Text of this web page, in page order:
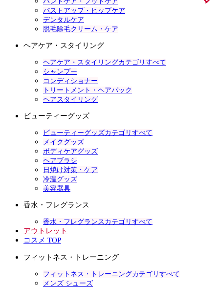
バストアップ・ヒップケア
デンタルケア
脱毛除毛クリーム・ケア
ヘアケア・スタイリング
ヘアケア・スタイリングカテゴリすべて
シャンプー
コンディショナー
トリートメント・ヘアパック
ヘアスタイリング
ビューティーグッズ
ビューティーグッズカテゴリすべて
メイクグッズ
ボディケアグッズ
ヘアブラシ
日焼け対策・ケア
冷温グッズ
美容器具
香水・フレグランス
香水・フレグランスカテゴリすべて
アウトレット
コスメ TOP
フィットネス・トレーニング
フィットネス・トレーニングカテゴリすべて
メンズ シューズ